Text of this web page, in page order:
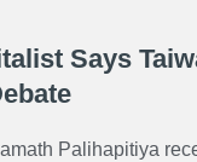
Says
Palihapitiya